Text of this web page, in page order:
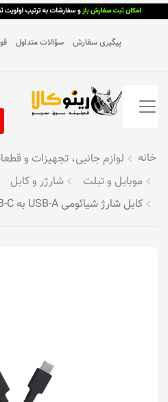
پیگیری سفارش سؤالات متداول
خانه لوازم جانبی، تجهیزات و
موبایل و تبلت
شارژر و کابل
کابل شارژ شیائومی USB-A به USB-C مدل Mi SJX10ZM